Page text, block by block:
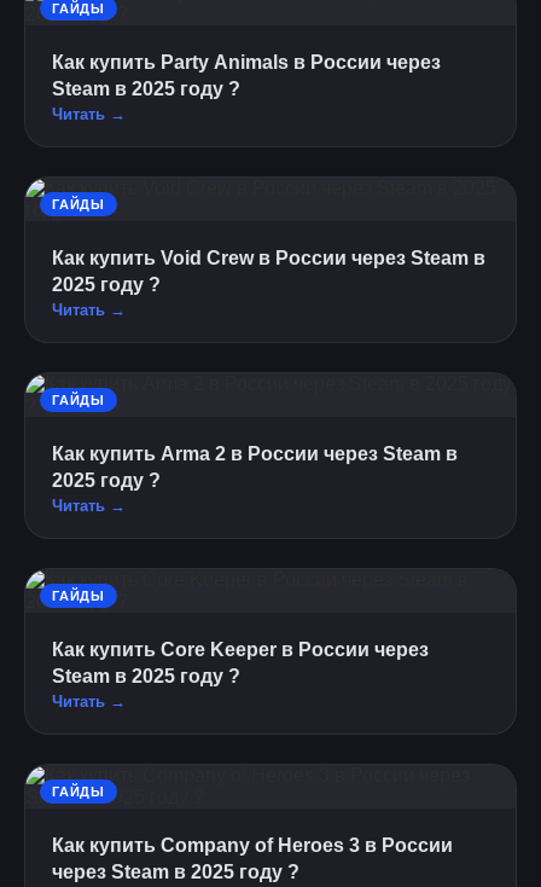
ГАЙДЫ
Как купить Party Animals в России через
Steam в 2025 году ?
Читать →
ГАЙДЫ
Как купить Void Crew в России через Steam в
2025 году ?
Читать →
ГАЙДЫ
Как купить Arma 2 в России через Steam в
2025 году ?
Читать →
ГАЙДЫ
Как купить Core Keeper в России через
Steam в 2025 году ?
Читать →
ГАЙДЫ
Как купить Company of Heroes 3 в России
через Steam в 2025 году ?